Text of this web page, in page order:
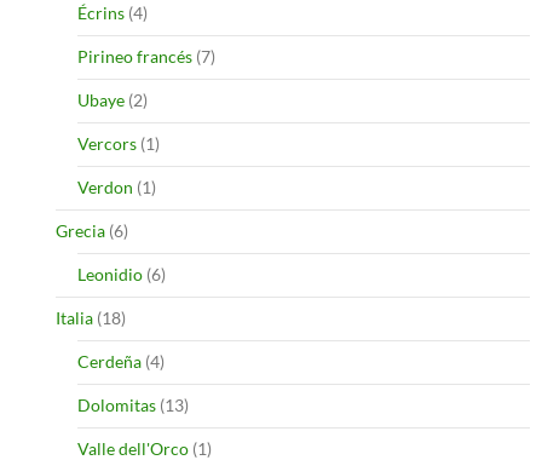
Écrins (4)
Pirineo francés (7)
Ubaye (2)
Vercors (1)
Verdon (1)
Grecia (6)
Leonidio (6)
Italia (18)
Cerdeña (4)
Dolomitas (13)
Valle dell'Orco (1)